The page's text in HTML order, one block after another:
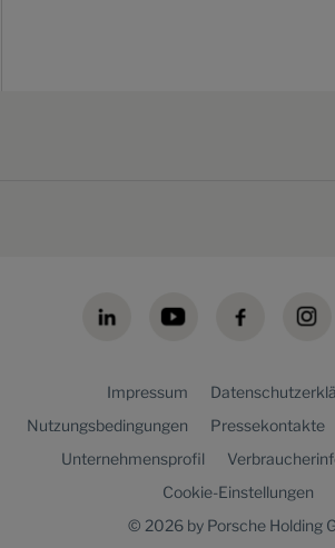
Impressum
Nutzungsbedingungen
Pressekontakte
Unternehmensprofil
Cookie-Einstellungen
© 2026 by Porsche Holding